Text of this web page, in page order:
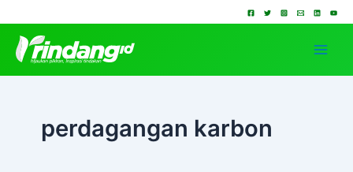
ke
konten
perdagangan karbon